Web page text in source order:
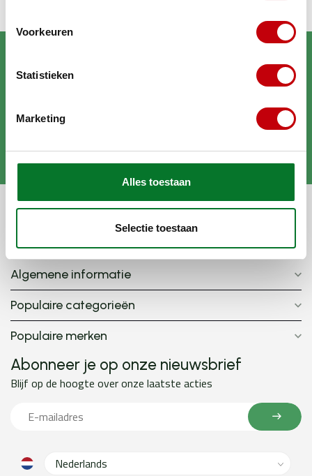
Voorkeuren
Statistieken
Marketing
Alles toestaan
Selectie toestaan
topconditie
Alle categorieën
Mijn account
Algemene informatie
Populaire categorieën
Populaire merken
Abonneer je op onze nieuwsbrief
Blijf op de hoogte over onze laatste acties